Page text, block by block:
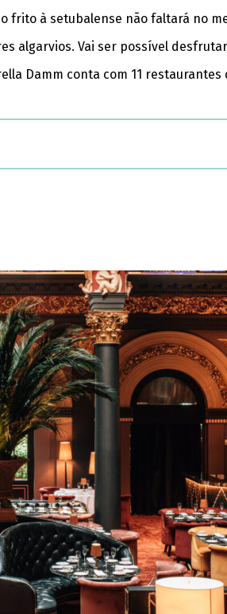
frito à setubalense não faltará no
algarvios. Vai ser possível
Damm conta com 11